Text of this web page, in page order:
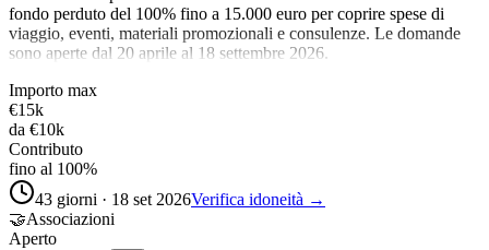
fondo perduto del 100% fino a 15.000 euro per coprire spese di
viaggio, eventi, materiali promozionali e consulenze. Le domande
sono aperte dal 20 aprile al 18 settembre 2026.
Importo max
€15k
da €10k
Contributo
fino al 100%
43 giorni · 18 set 2026Verifica idoneità →
🤝Associazioni
Aperto